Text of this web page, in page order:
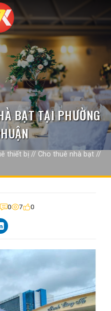
BẠT TẠI PHƯỜNG
thiết bị // Cho thuê nhà bạt //
0 7 0